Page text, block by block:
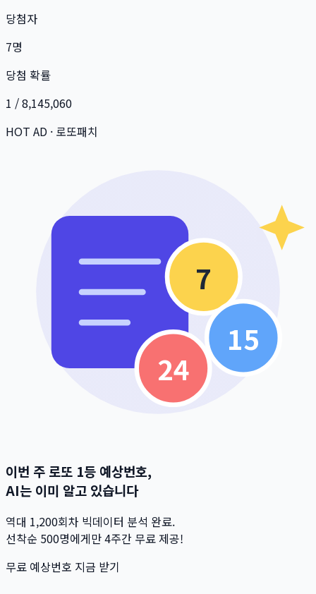
당첨자
7명
당첨 확률
1 / 8,145,060
HOT AD · 로또패치
7
15
24
이번 주 로또 1등 예상번호,
AI는 이미 알고 있습니다
역대 1,200회차 빅데이터 분석 완료.
선착순 500명에게만 4주간 무료 제공!
무료 예상번호 지금 받기